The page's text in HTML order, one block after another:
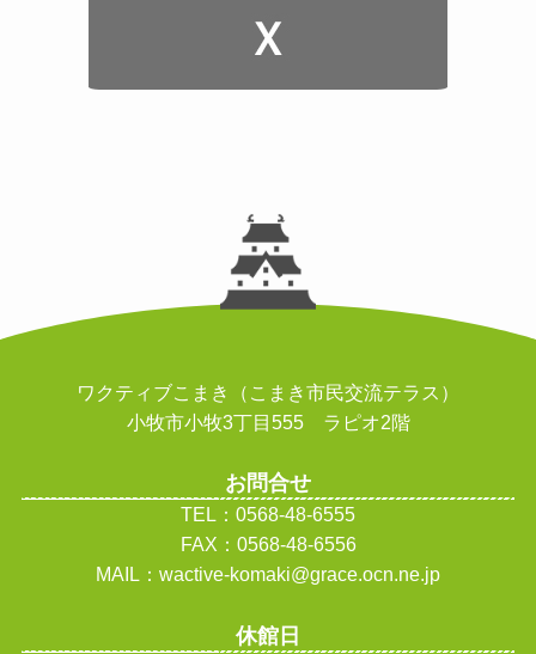
ワクティブこまき（こまき市民交流テラス）
小牧市小牧3丁目555 ラピオ2階
お問合せ
TEL：0568-48-6555
FAX：0568-48-6556
MAIL：wactive-komaki@grace.ocn.ne.jp
休館日